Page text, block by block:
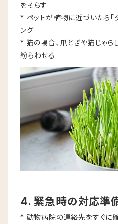
をそらす
* ペットが植物に近づいたら「
ング
* 猫の場合、爪とぎや猫じゃら
紛らわせる
4. 緊急時の対応準
* 動物病院の連絡先をすぐに